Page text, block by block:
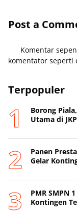
Post a
Komentar
komentator seperti
Terpopuler
Borong
Utama di
Panen
Gelar
PMR SMPN
Kontingen